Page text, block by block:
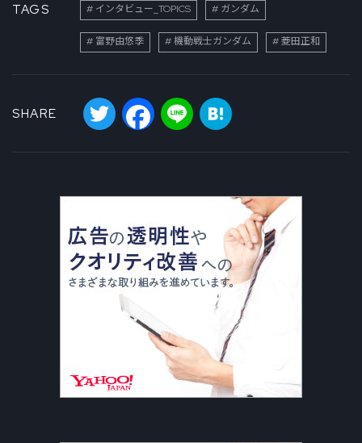
TAGS インタビュー_TOPICS ガンダム
富野由悠季 機動戦士ガンダム 菱田正和
SHARE
Twitter Facebook
Line